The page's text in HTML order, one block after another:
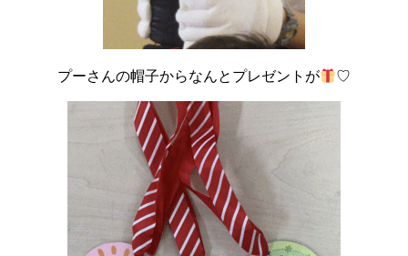
プーさんの帽子からなんとプレゼントが ♡